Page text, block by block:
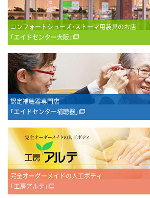
コンフォートシューズ・ストーマ用装具のお店
「エイドセンター大阪」
認定補聴器専門店
「エイドセンター補聴器」
完全オーダーメイドの人工ボディ
「工房アルテ」